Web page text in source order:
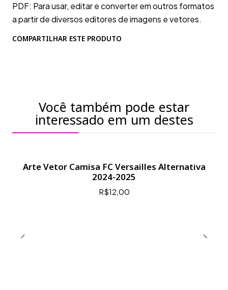
PDF: Para usar, editar e converter em outros formatos
a partir de diversos editores de imagens e vetores.
COMPARTILHAR ESTE PRODUTO
Você também pode estar
interessado em um destes
Arte Vetor Camisa FC Versailles Alternativa
2024-2025
R$12,00